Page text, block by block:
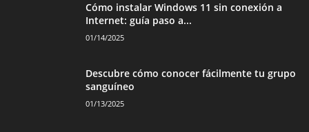
Cómo instalar Windows 11 sin conexión a
Internet: guía paso a...
01/14/2025
Descubre cómo conocer fácilmente tu grupo
sanguíneo
01/13/2025